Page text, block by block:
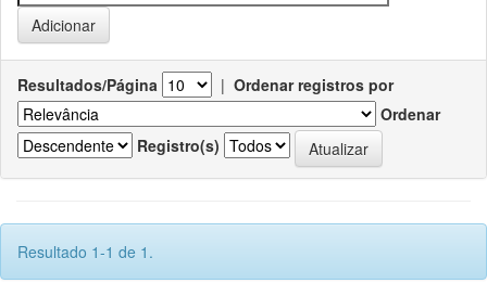
Resultados/Página | Ordenar registros por
Ordenar
Registro(s)
Resultado 1-1 de 1.